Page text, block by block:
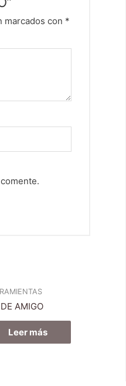
marcados con *
AMIGO
Leer más